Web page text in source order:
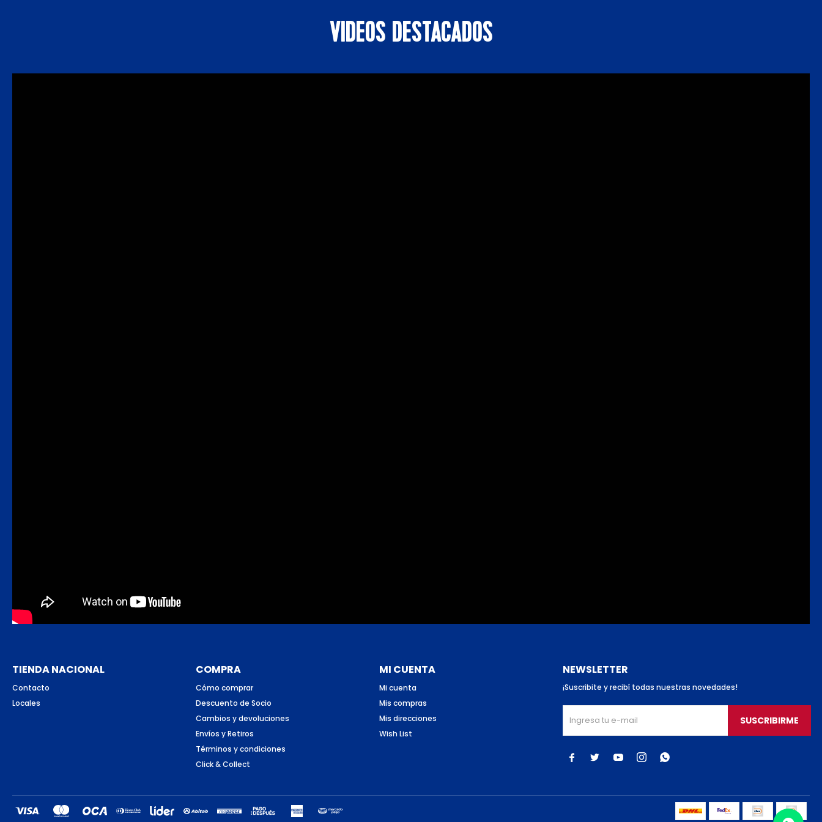
VIDEOS DESTACADOS
TIENDA NACIONAL
Contacto
Locales
COMPRA
Cómo comprar
Descuento de Socio
Cambios y devoluciones
Envíos y Retiros
Términos y condiciones
Click & Collect
MI CUENTA
Mi cuenta
Mis compras
Mis direcciones
Wish List
NEWSLETTER
¡Suscribite y recibí todas nuestras novedades!
SUSCRIBIRME
    